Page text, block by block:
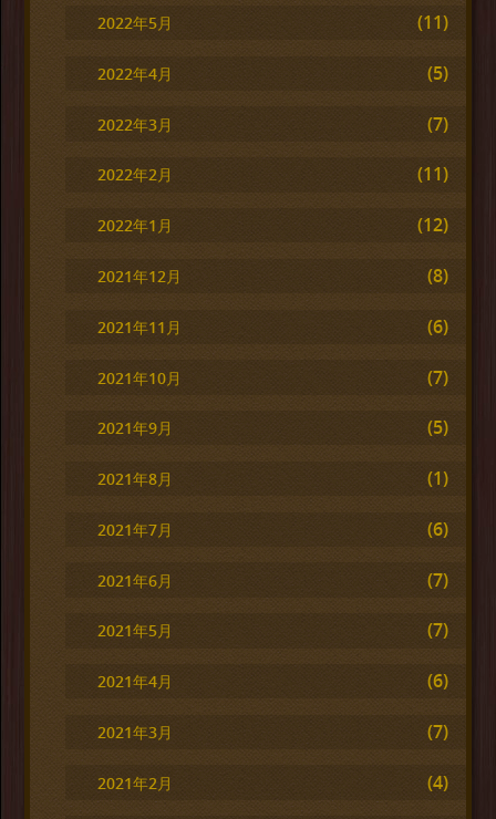
2022年5月 (11)
2022年4月 (5)
2022年3月 (7)
2022年2月 (11)
2022年1月 (12)
2021年12月 (8)
2021年11月 (6)
2021年10月 (7)
2021年9月 (5)
2021年8月 (1)
2021年7月 (6)
2021年6月 (7)
2021年5月 (7)
2021年4月 (6)
2021年3月 (7)
2021年2月 (4)